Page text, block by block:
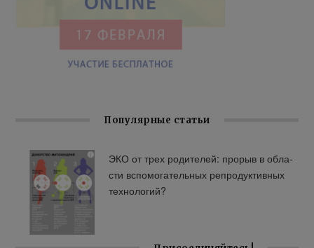
Популярные статьи
ЭКО от трех ро­ди­те­лей: про­рыв в об­ла­
сти вспо­мо­га­тель­ных ре­про­дук­тив­ных
тех­но­ло­гий?